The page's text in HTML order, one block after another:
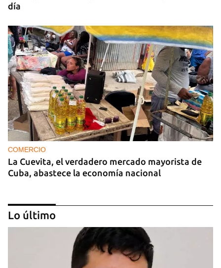
día
COMERCIO
La Cuevita, el verdadero mercado mayorista de
Cuba, abastece la economía nacional
Lo último